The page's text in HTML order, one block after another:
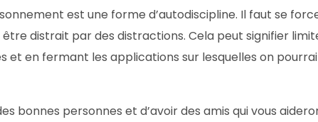
est une forme d’autodiscipline. Il faut se
distrait par des distractions. Cela peut signifier
et en fermant les applications sur lesquelles on
bonnes personnes et d’avoir des amis qui vous